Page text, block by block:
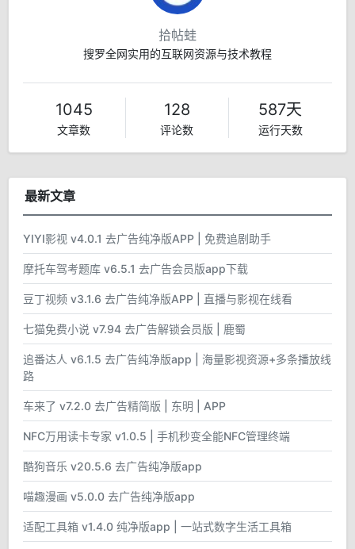
拾帖蛙
搜罗全网实用的互联网资源与技术教程
1045
文章数
128
评论数
587天
运行天数
最新文章
YIYI影视 v4.0.1 去广告纯净版APP | 免费追剧助手
摩托车驾考题库 v6.5.1 去广告会员版app下载
豆丁视频 v3.1.6 去广告纯净版APP | 直播与影视在线看
七猫免费小说 v7.94 去广告解锁会员版 | 鹿蜀
追番达人 v6.1.5 去广告纯净版app | 海量影视资源+多条播放线
路
车来了 v7.2.0 去广告精简版 | 东明 | APP
NFC万用读卡专家 v1.0.5 | 手机秒变全能NFC管理终端
酷狗音乐 v20.5.6 去广告纯净版app
喵趣漫画 v5.0.0 去广告纯净版app
适配工具箱 v1.4.0 纯净版app | 一站式数字生活工具箱